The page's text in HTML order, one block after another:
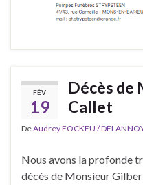
FÉV
19
Décès
Callet
DeAudrey FOCKEU /
Nous avons la profonde
décès de Monsieur